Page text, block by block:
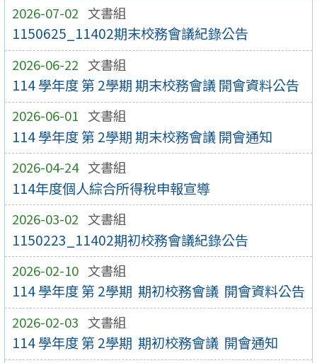
2026-07-02 文書組
1150625_11402期末校務會議紀錄公告
2026-06-22 文書組
114 學年度 第 2學期 期末校務會議 開會資料公告
2026-06-01 文書組
114 學年度 第 2學期 期末校務會議 開會通知
2026-04-24 文書組
114年度個人綜合所得稅申報宣導
2026-03-02 文書組
1150223_11402期初校務會議紀錄公告
2026-02-10 文書組
114 學年度 第 2學期 期初校務會議 開會資料公告
2026-02-03 文書組
114 學年度 第 2學期 期初校務會議 開會通知